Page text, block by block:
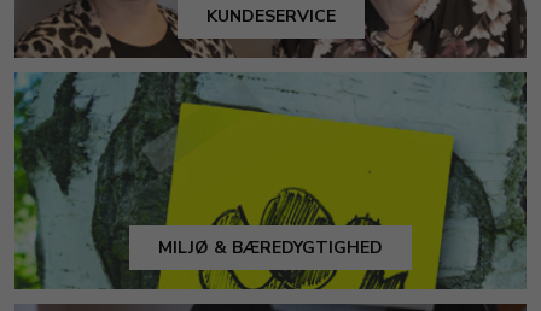
KUNDESERVICE
MILJØ & BÆREDYGTIGHED